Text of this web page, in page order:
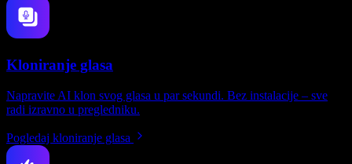
Kloniranje glasa
Napravite AI klon svog glasa u par sekundi. Bez instalacije – sve
radi izravno u pregledniku.
Pogledaj kloniranje glasa